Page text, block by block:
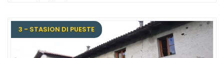
3 - STASION DI PUESTE